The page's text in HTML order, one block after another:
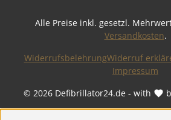
Alle Preise inkl. gesetzl.
Versandkosten.
© 2026 Defibrillator24.de - with
WiderrufsbelehrungWiderruf
Impressum